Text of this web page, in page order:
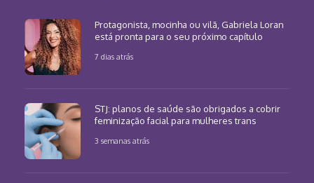
Protagonista, mocinha ou vilã, Gabriela Loran
está pronta para o seu próximo capítulo
7 dias atrás
STJ: planos de saúde são obrigados a cobrir
feminização facial para mulheres trans
3 semanas atrás